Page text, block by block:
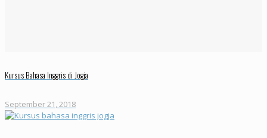
Kursus Bahasa Inggris di Jogja
September 21, 2018